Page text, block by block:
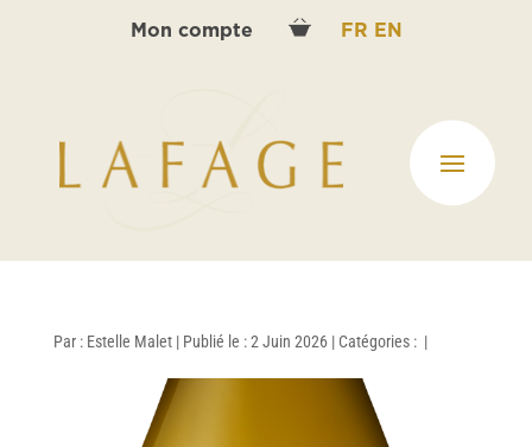
Mon compte FR EN
Par : Estelle Malet | Publié le : 2 Juin 2026 | Catégories : |